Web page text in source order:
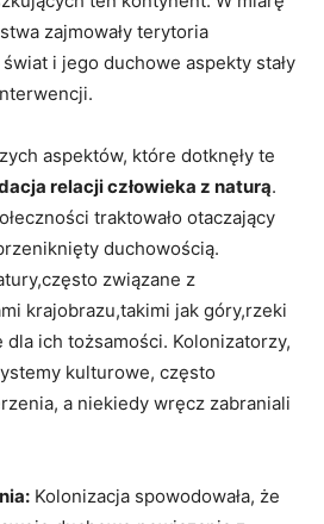
zajmowały terytoria
i jego duchowe aspekty stały
aspektów, które dotknęły te
relacji człowieka z naturą.
traktowało otaczający
duchowością.
związane z
krajobrazu,takimi jak góry,rzeki
dla ich tożsamości. Kolonizatorzy,
kulturowe, często
a niekiedy wręcz zabraniali
Kolonizacja spowodowała, że